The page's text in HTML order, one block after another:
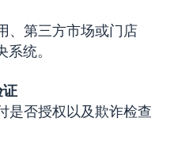
、第三方市场或门店
统。
证
是否授权以及欺诈检查